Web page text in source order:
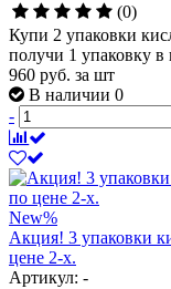
(0)
Купи 2 упаковки
получи 1 упаковку в
960 руб. за шт
В наличии 0
-
New%
Акция! 3 упаковки
цене 2-х.
Артикул: -